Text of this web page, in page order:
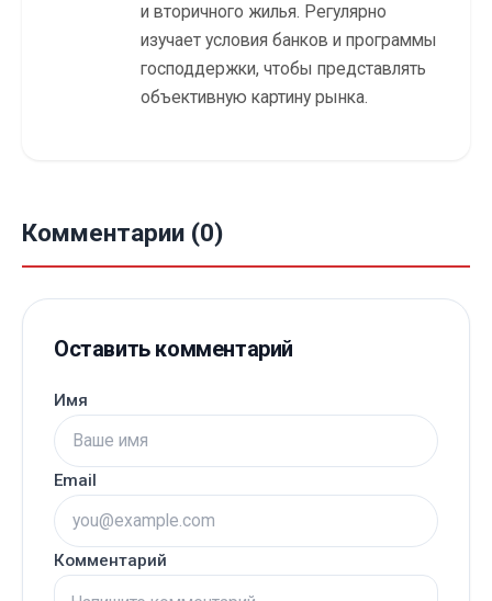
и вторичного жилья. Регулярно
изучает условия банков и программы
господдержки, чтобы представлять
объективную картину рынка.
Комментарии (0)
Оставить комментарий
Имя
Email
Комментарий